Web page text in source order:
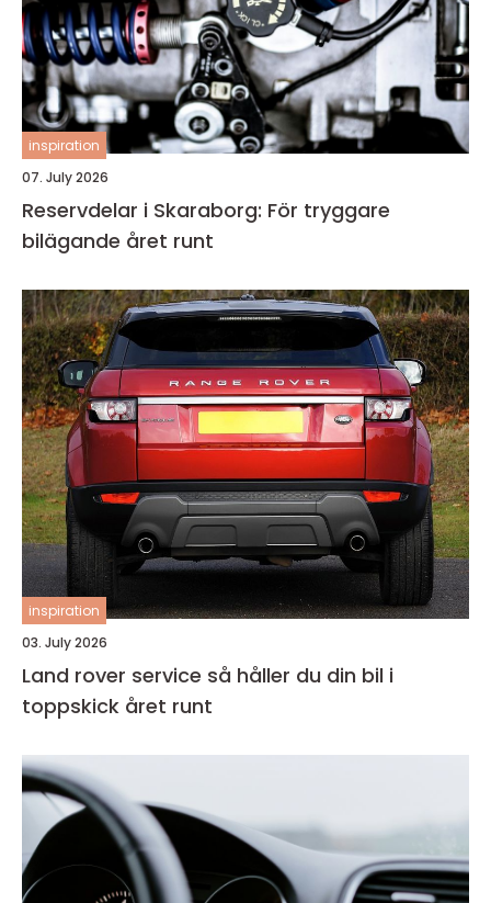
inspiration
07. July 2026
Reservdelar i Skaraborg: För tryggare
bilägande året runt
inspiration
03. July 2026
Land rover service så håller du din bil i
toppskick året runt